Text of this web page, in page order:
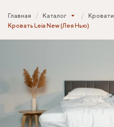
Главная Каталог
Кровати
Кровать Leia New (Лея Нью)